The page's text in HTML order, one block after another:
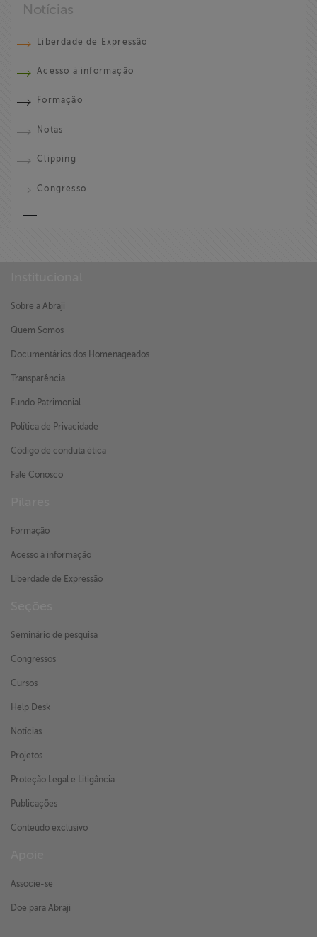
Notícias
Liberdade de Expressão
Acesso à informação
Formação
Notas
Clipping
Congresso
Sobre a Abraji
Quem Somos
Documentários dos Homenageados
Transparência
Fundo Patrimonial
Política de Privacidade
Código de conduta ética
Fale Conosco
Formação
Acesso à informação
Liberdade de Expressão
Seminário de pesquisa
Congressos
Cursos
Help Desk
Notícias
Projetos
Proteção Legal e Litigância
Publicações
Conteúdo exclusivo
Associe-se
Doe para Abraji